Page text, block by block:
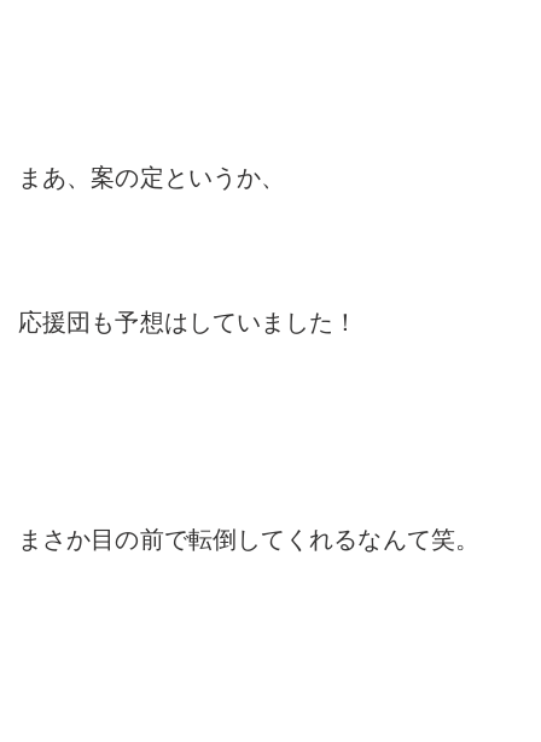
まあ、案の定というか、
応援団も予想はしていました！
まさか目の前で転倒してくれるなんて笑。